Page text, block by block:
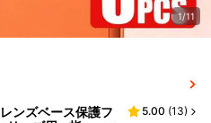
1/11
ンズベース保護フ
5.00 (13)